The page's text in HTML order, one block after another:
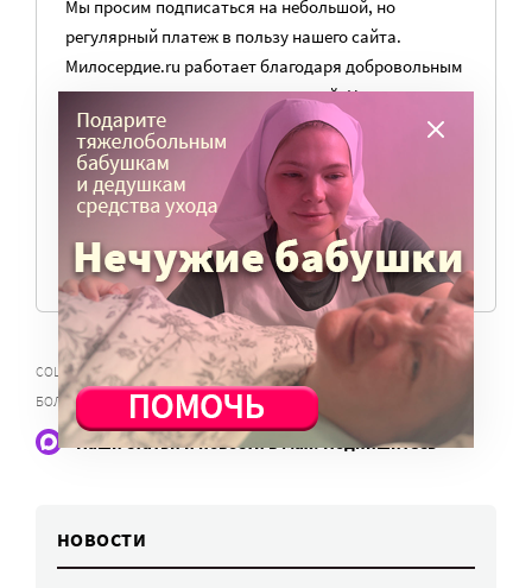
Мы просим подписаться на небольшой, но
регулярный платеж в пользу нашего сайта.
Милосердие.ru работает благодаря добровольным
пожертвованиям наших читателей. На
командировки, съемки, зарплаты редакторов,
журналистов и техническую поддержку сайта
нужны средства.
ПОМОЧЬ ПОРТАЛУ
СОЦИАЛЬНОЕ ОБСЛУЖИВАНИЕ,ОТКАЗ В СОЦОБСЛУЖИВАНИИ ИЗ-ЗА
БОЛЕЗНЕЙ
Наши статьи и новости в Max. Подпишитесь
НОВОСТИ